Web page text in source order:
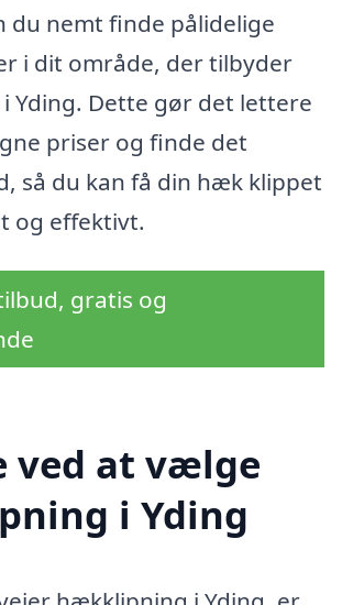
du nemt finde pålidelige
i dit område, der tilbyder
Yding. Dette gør det lettere
priser og finde det
så du kan få din hæk klippet
og effektivt.
gratis og
ved at vælge
i Yding